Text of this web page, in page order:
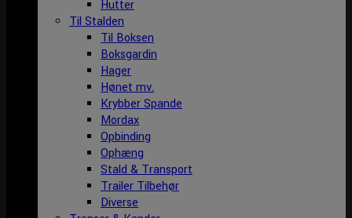
Hutter
Til Stalden
Til Boksen
Boksgardin
Hager
Hønet mv.
Krybber Spande
Mordax
Opbinding
Ophæng
Stald & Transport
Trailer Tilbehør
Diverse